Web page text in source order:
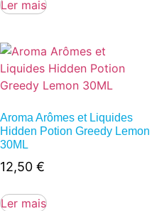
Ler mais
Aroma Arômes et Liquides
Hidden Potion Greedy Lemon
30ML
12,50 €
Ler mais